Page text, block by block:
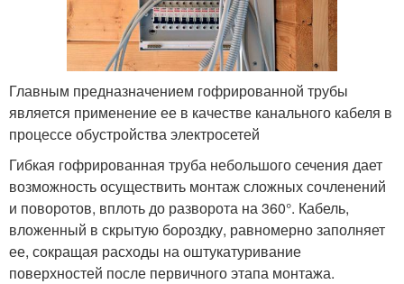
Главным предназначением гофрированной трубы
является применение ее в качестве канального кабеля в
процессе обустройства электросетей
Гибкая гофрированная труба небольшого сечения дает
возможность осуществить монтаж сложных сочленений
и поворотов, вплоть до разворота на 360°. Кабель,
вложенный в скрытую бороздку, равномерно заполняет
ее, сокращая расходы на оштукатуривание
поверхностей после первичного этапа монтажа.